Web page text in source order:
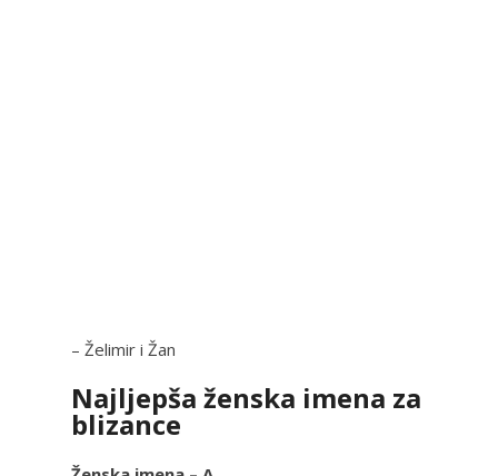
– Želimir i Žan
Najljepša ženska imena za
blizance